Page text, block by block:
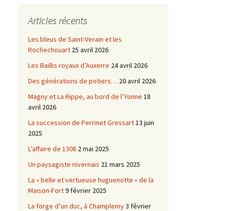
Châtellenie d’Etais
Châtellenies de Corvol et
Billy
Châtellenie de Chatel-
Articles récents
Les bleus de Saint-Verain et les
Rochechouart 25 avril 2026
Les Baillis royaux d’Auxerre 24 avril 2026
Des générations de potiers… 20 avril 2026
Magny et La Rippe, au bord de l’Yonne 18
avril 2026
La succession de Perrinet Gressart13 juin
2025
L’affaire de 1308 2 mai 2025
Un paysagiste nivernais 21 mars 2025
La « belle et vertueuse huguenotte » de la
Maison-Fort9 février 2025
La forge d’un duc, à Champlemy3 février